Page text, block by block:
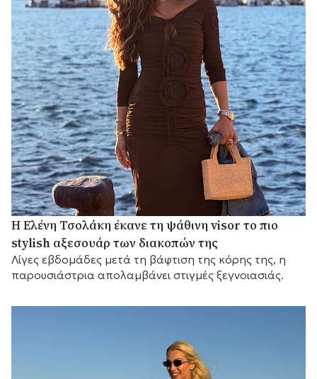
Η Ελένη Τσολάκη έκανε τη ψάθινη visor το πιο
stylish αξεσουάρ των διακοπών της
Λίγες εβδομάδες μετά τη βάφτιση της κόρης της, η
παρουσιάστρια απολαμβάνει στιγμές ξεγνοιασιάς.